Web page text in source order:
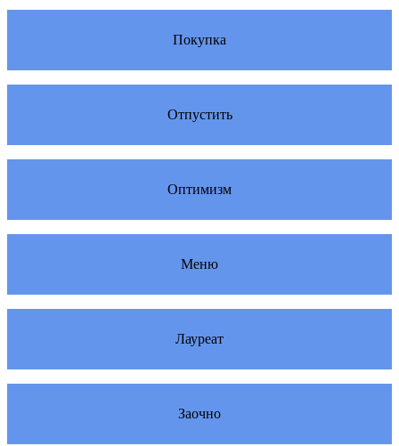
Покупка
Отпустить
Оптимизм
Меню
Лауреат
Заочно